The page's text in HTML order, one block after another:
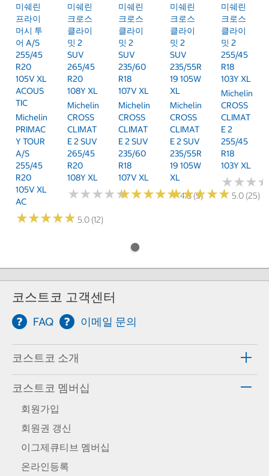
미쉐린
프라이
머시 투
어 A/S
255/45
R20
105V XL
ACOUS
TIC
Michelin
PRIMAC
Y TOUR
A/S
255/45
R20
105V XL
AC
★★★★★
★★★★★ 5.0 (12)
미쉐린
크로스
클라이
밋 2
SUV
265/45
R20
108Y XL
Michelin
CROSS
CLIMAT
E 2 SUV
265/45
R20
108Y XL
★★★★★
★★★★★
미쉐린
크로스
클라이
밋 2
SUV
235/60
R18
107V XL
Michelin
CROSS
CLIMAT
E 2 SUV
235/60
R18
107V XL
★★★★★
★★★★★4.8 (5)
미쉐린
크로스
클라이
밋 2
SUV
235/55R
19 105W
XL
Michelin
CROSS
CLIMAT
E 2 SUV
235/55R
19 105W
XL
★★★★★
★★★★★ 5.0 (25)
미쉐린
크로스
클라이
밋 2
255/45
R18
103Y XL
Michelin
CROSS
CLIMAT
E 2
255/45
R18
103Y XL
★★★
★★★
코스트코 고객센터
FAQ 이메일 문의
코스트코 소개
코스트코 멤버십
회원가입
회원권 갱신
이그제큐티브 멤버십
온라인등록